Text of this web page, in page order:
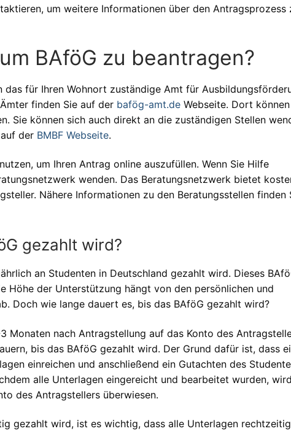
um weitere Informationen über den Antragsprozess
BAföG zu beantragen?
das für Ihren Wohnort zuständige Amt für
finden Sie auf der bafög-amt.de Webseite. Dort
Sie können sich auch direkt an die zuständigen Stellen
der BMBF Webseite.
um Ihren Antrag online auszufüllen. Wenn Sie Hilfe
wenden. Das Beratungsnetzwerk bietet
Nähere Informationen zu den Beratungsstellen finden
gezahlt wird?
an Studenten in Deutschland gezahlt wird. Dieses
Höhe der Unterstützung hängt von den persönlichen und
Doch wie lange dauert es, bis das BAföG gezahlt wird?
Monaten nach Antragstellung auf das Konto des
bis das BAföG gezahlt wird. Der Grund dafür ist, dass
einreichen und anschließend ein Gutachten des
alle Unterlagen eingereicht und bearbeitet wurden,
des Antragstellers überwiesen.
gezahlt wird, ist es wichtig, dass alle Unterlagen rechtzeitig